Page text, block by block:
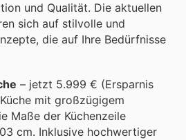
und Qualität. Die aktuellen
sich auf stilvolle und
die auf Ihre Bedürfnisse
– jetzt 5.999 € (Ersparnis
mit großzügigem
Maße der Küchenzeile
cm. Inklusive hochwertiger